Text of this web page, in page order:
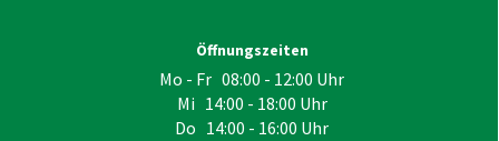
Öffnungszeiten
Mo - Fr 08:00 - 12:00 Uhr
Mi 14:00 - 18:00 Uhr
Do 14:00 - 16:00 Uhr